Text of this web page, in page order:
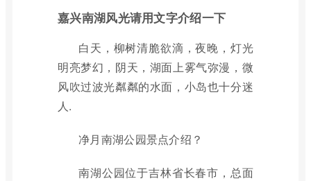
嘉兴南湖风光请用文字介绍一下
白天，柳树清脆欲滴，夜晚，灯光
明亮梦幻，阴天，湖面上雾气弥漫，微
风吹过波光粼粼的水面，小岛也十分迷
人.
净月南湖公园景点介绍？
南湖公园位于吉林省长春市，总面